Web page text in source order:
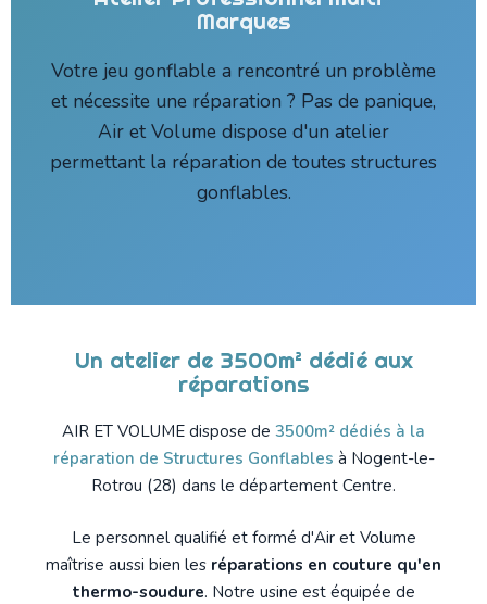
Marques
Votre jeu gonflable a rencontré un problème
et nécessite une réparation ? Pas de panique,
Air et Volume dispose d'un atelier
permettant la réparation de toutes structures
gonflables.
Un atelier de 3500m² dédié aux
réparations
AIR ET VOLUME dispose de 3500m² dédiés à la
réparation de Structures Gonflables à Nogent-le-
Rotrou (28) dans le département Centre.
Le personnel qualifié et formé d'Air et Volume
maîtrise aussi bien les réparations en couture qu'en
thermo-soudure. Notre usine est équipée de